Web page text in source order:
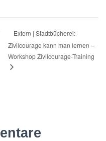
Extern | Stadtbücherei:
Zivilcourage kann man lernen –
Workshop Zivilcourage-Training